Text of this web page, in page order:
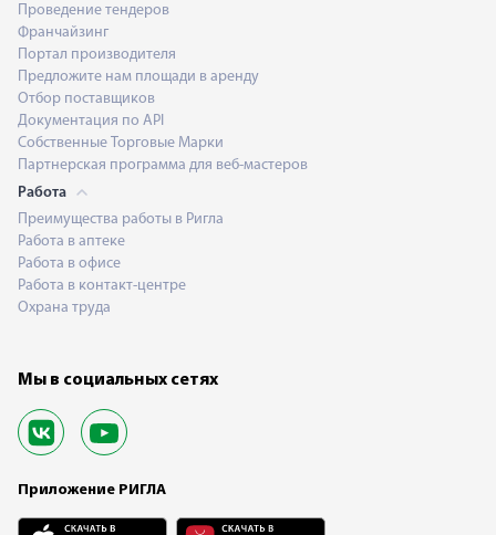
Проведение тендеров
Франчайзинг
Портал производителя
Предложите нам площади в аренду
Отбор поставщиков
Документация по API
Собственные Торговые Марки
Партнерская программа для веб-мастеров
Работа
Преимущества работы в Ригла
Работа в аптеке
Работа в офисе
Работа в контакт-центре
Охрана труда
Мы в социальных сетях
Приложение РИГЛА